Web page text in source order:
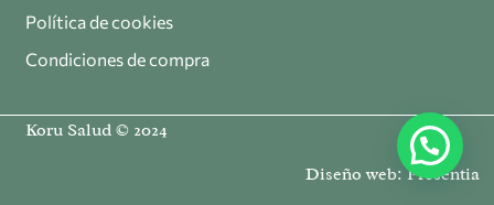
Política de cookies
Condiciones de compra
Koru Salud © 2024
Diseño web:Presentia